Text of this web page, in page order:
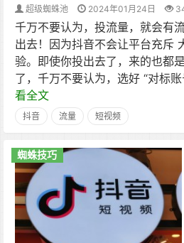
超级蜘蛛池 2024年01月24日
千万不要认为，投流量，就会有
出去！因为抖音不会让平台充斥
验。即使你投出去了，来的也都
了，千万不要认为，选好 “对标
看全文
抖音 流量 短视频
蜘蛛技巧